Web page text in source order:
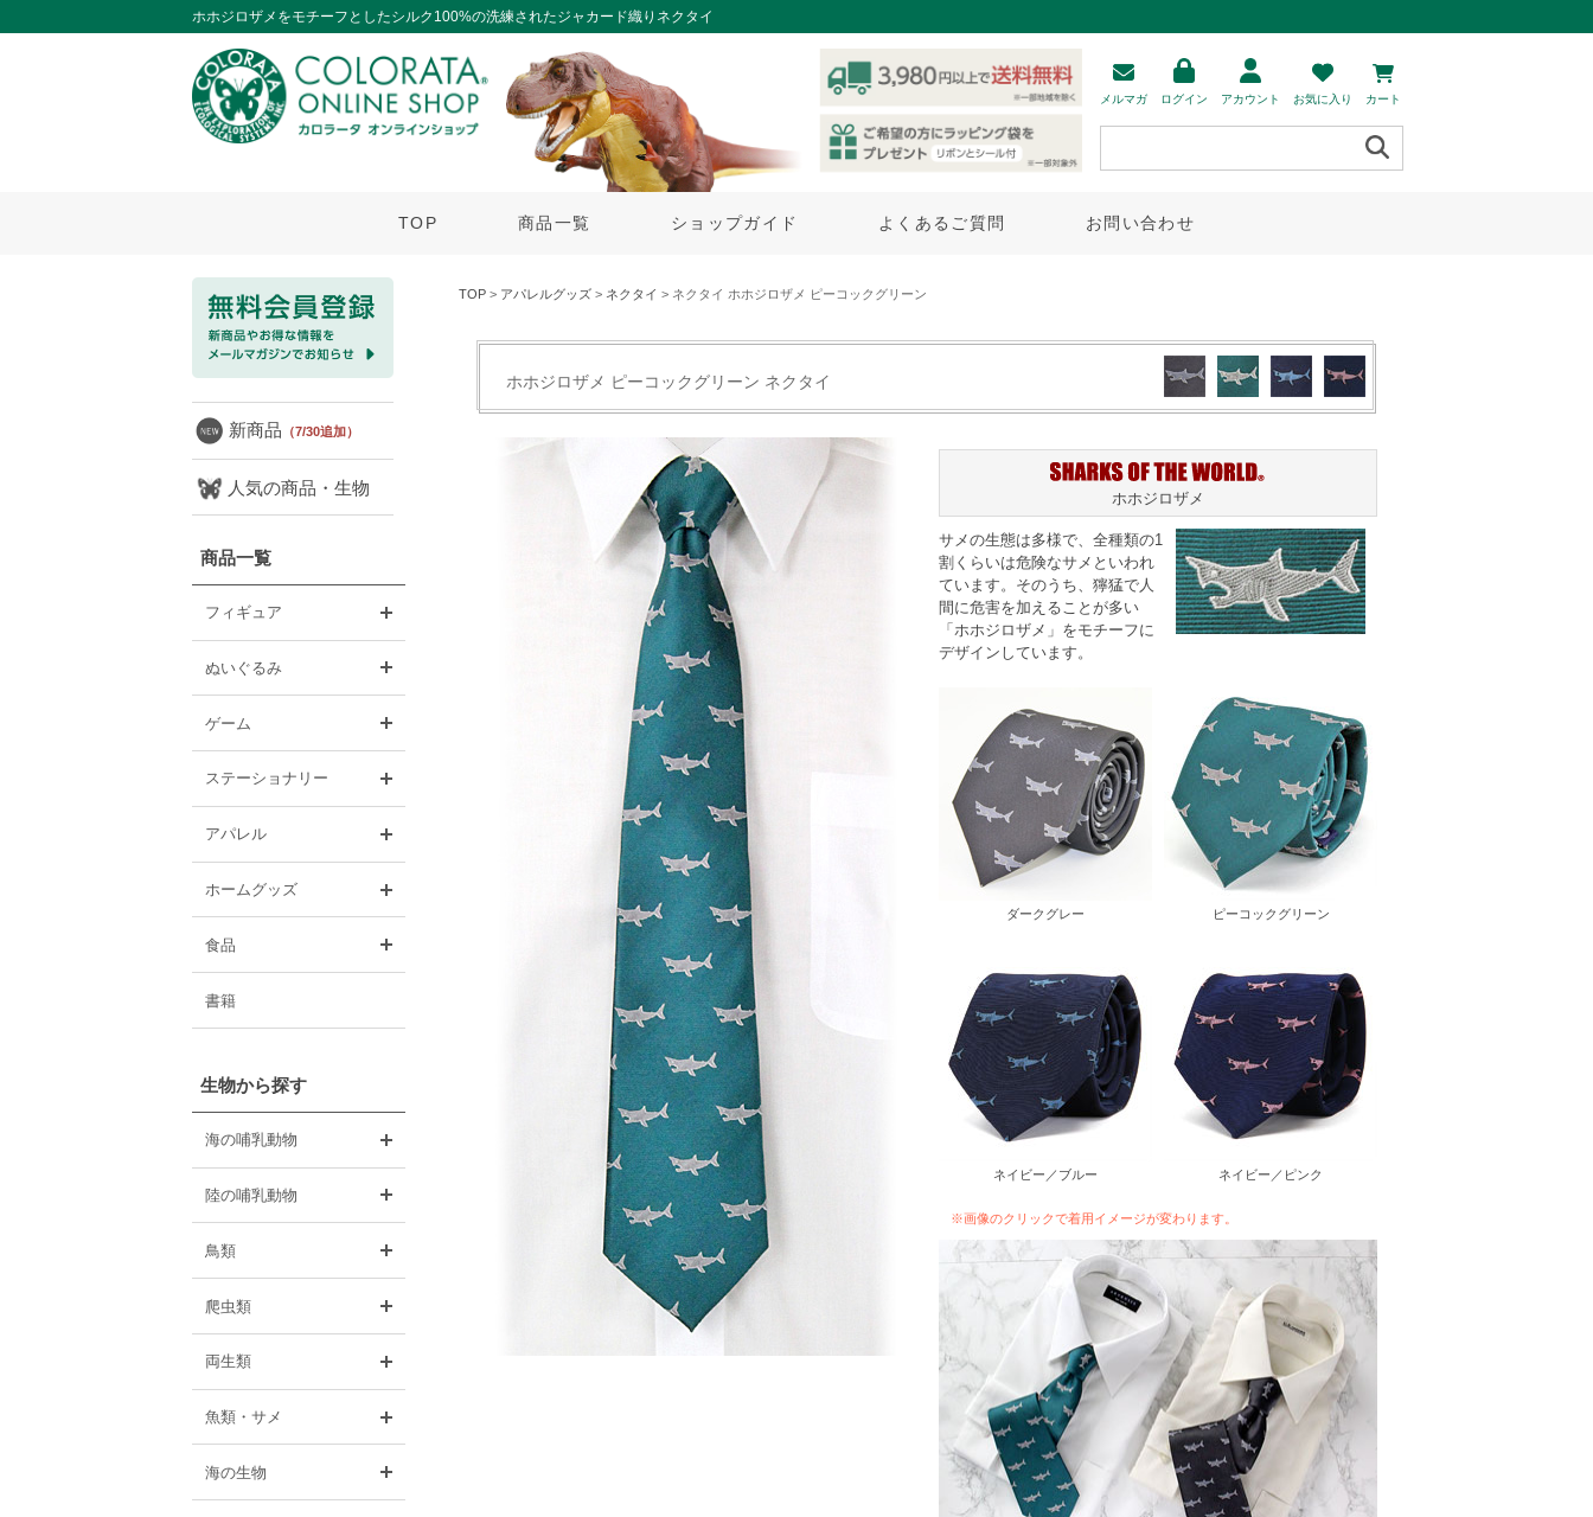
ホホジロザメをモチーフとしたシルク100%の洗練されたジャカード織りネクタイ
メルマガ ログイン アカウント お気に入り カート
TOP 商品一覧 ショップガイド よくあるご質問 お問い合わせ
新商品 （7/30追加）
人気の商品・生物
商品一覧
フィギュア
ぬいぐるみ
ゲーム
ステーショナリー
アパレル
ホームグッズ
食品
書籍
生物から探す
海の哺乳動物
陸の哺乳動物
鳥類
爬虫類
両生類
魚類・サメ
海の生物
TOP > アパレルグッズ > ネクタイ > ネクタイ ホホジロザメ ピーコックグリーン
ホホジロザメ ピーコックグリーン ネクタイ
ホホジロザメ
サメの生態は多様で、全種類の1
割くらいは危険なサメといわれ
ています。そのうち、獰猛で人
間に危害を加えることが多い
「 ホホジロザメ 」をモチーフに
デザインしています。
ダークグレー ピーコックグリーン
ネイビー／ブルー ネイビー／ピンク
※画像のクリックで着用イメージが変わります。